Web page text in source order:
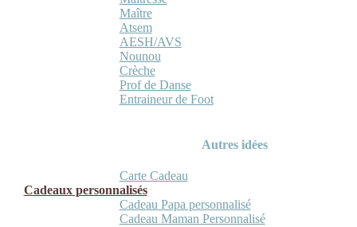
Maître
Atsem
AESH/AVS
Nounou
Crèche
Prof de Danse
Entraineur de Foot
Autres idées
Carte Cadeau
Cadeaux personnalisés
Cadeau Papa personnalisé
Cadeau Maman Personnalisé